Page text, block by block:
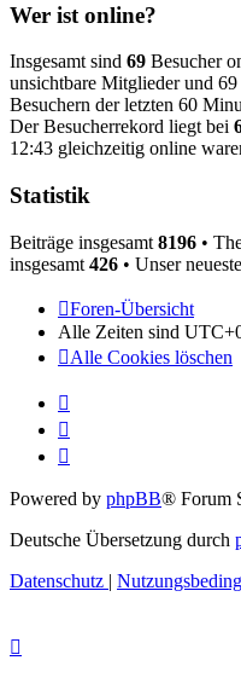
Wer ist online?
Insgesamt sind 69 Besucher
unsichtbare Mitglieder und
Besuchern der letzten 60
Der Besucherrekord liegt bei
12:43 gleichzeitig online
Statistik
Beiträge insgesamt 8196 •
insgesamt 426 • Unser
Foren-Übersicht
Alle Zeiten sind
Alle Cookies löschen
Powered by phpBB® Forum
Deutsche Übersetzung durch
Datenschutz |